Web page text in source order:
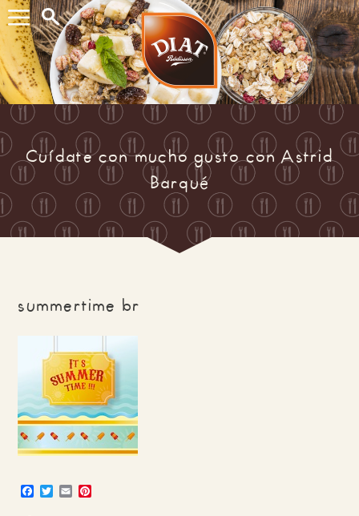
Buscar...
Cuídate con mucho gusto con Astrid
Barqué
summertime br
Facebook
Twitter
Email